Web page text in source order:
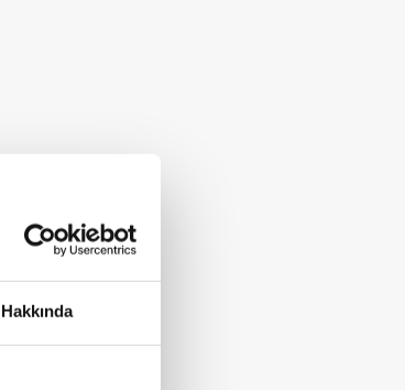
Hakkında